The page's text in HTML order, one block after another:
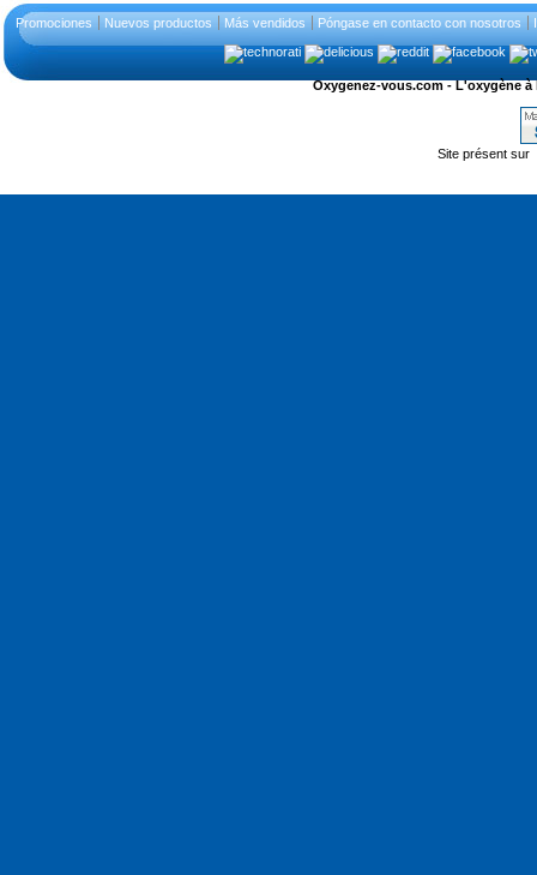
Promociones Nuevos productos Más vendidos Póngase en contacto con nosotros
Oxygenez-vous.com - L'oxygène
Site présent sur